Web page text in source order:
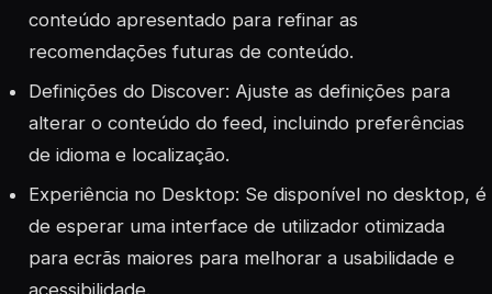
conteúdo apresentado para refinar as
recomendações futuras de conteúdo.
Definições do Discover: Ajuste as definições para
alterar o conteúdo do feed, incluindo preferências
de idioma e localização.
Experiência no Desktop: Se disponível no desktop, é
de esperar uma interface de utilizador otimizada
para ecrãs maiores para melhorar a usabilidade e